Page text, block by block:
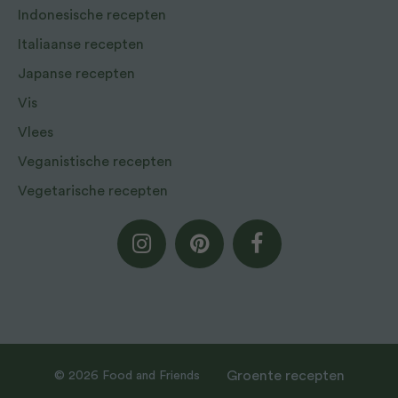
Indonesische recepten
Italiaanse recepten
Japanse recepten
Vis
Vlees
Veganistische recepten
Vegetarische recepten
© 2026 Food and Friends Groente recepten